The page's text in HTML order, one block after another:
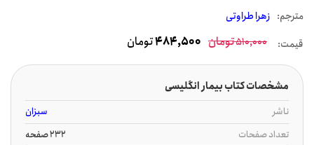
مترجم: زهرا طراوتی
قیمت: 510,000تومان 484,500تومان
مشخصات کتاب بیمار انگلیسی
ناشر
سبزان
تعداد صفحات
232 صفحه